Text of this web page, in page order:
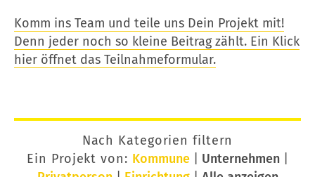
Komm ins Team und teile uns Dein Projekt mit!
Denn jeder noch so kleine Beitrag zählt. Ein Klick
hier öffnet das Teilnahmeformular.
Nach Kategorien filtern
Ein Projekt von: Kommune| Unternehmen|